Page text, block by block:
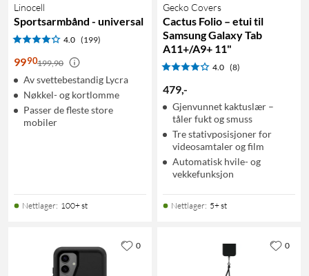
Linocell
Sportsarmbånd - universal
4.0 (199)
9990199,90
Av svettebestandig Lycra
Nøkkel- og kortlomme
Passer de fleste store
mobiler
Nettlager: 100+ st
Gecko Covers
Cactus Folio – etui til
Samsung Galaxy Tab
A11+/A9+ 11"
4.0 (8)
479,-
Gjenvunnet kaktuslær –
tåler fukt og smuss
Tre stativposisjoner for
videosamtaler og film
Automatisk hvile- og
vekkefunksjon
Nettlager: 5+ st
0 0